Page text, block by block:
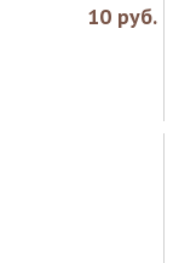
10 руб.